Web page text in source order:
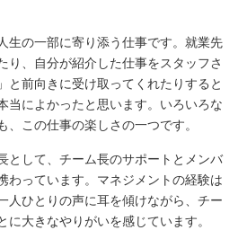
生の一部に寄り添う仕事です。就業先
り、自分が紹介した仕事をスタッフさ
と前向きに受け取ってくれたりすると
当によかったと思います。いろいろな
、この仕事の楽しさの一つです。
として、チーム長のサポートとメンバ
わっています。マネジメントの経験は
人ひとりの声に耳を傾けながら、チー
に大きなやりがいを感じています。